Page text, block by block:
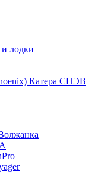
и лодки
Катера СПЭВ